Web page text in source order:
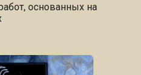
основанных на